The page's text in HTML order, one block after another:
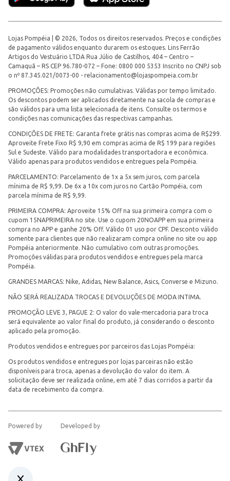
Lojas Pompéia | © 2026, Todos os direitos reservados. Preços e condições
de pagamento válidos enquanto durarem os estoques. Lins Ferrão
Artigos do Vestuário LTDA Rua Júlio de Castilhos, 404 – Centro –
Camaquã – RS CEP 96.780-072 – Fone: 0800 000 5353 Inscrito no CNPJ sob
o nº 87.345.021/0073-00 - relacionamento@lojaspompeia.com.br
PROMOÇÕES: Promoções não cumulativas. Válidas por tempo limitado.
Os descontos podem ser aplicados diretamente na sacola de compras e
são válidos para uma lista selecionada de itens. Consulte os termos e
condições nas comunicações das respectivas campanhas.
CONDIÇÕES DE FRETE: Garanta frete grátis nas compras acima de R$299.
Aproveite Frete Fixo R$ 9,90 em compras acima de R$ 199 para regiões
Sul e Sudeste. Válido para modalidades transportadora e econômica.
Válido apenas para produtos vendidos e entregues pela Pompéia.
PARCELAMENTO: Parcelamento de 1x a 5x sem juros, com parcela
mínima de R$ 9,99. De 6x a 10x com juros no Cartão Pompéia, com
parcela mínima de R$ 9,99.
PRIMEIRA COMPRA: Aproveite 15% Off na sua primeira compra com o
cupom 15NAPRIMEIRA no site. Use o cupom 20NOAPP em sua primeira
compra no APP e ganhe 20% Off. Válido 01 uso por CPF. Desconto válido
somente para clientes que não realizaram compra online no site ou app
Pompéia anteriormente. Não cumulativo com outras promoções.
Promoções válidas para produtos vendidos e entregues pela marca
Pompéia.
GRANDES MARCAS: Nike, Adidas, New Balance, Asics, Converse e Mizuno.
NÃO SERÁ REALIZADA TROCAS E DEVOLUÇÕES DE MODA INTIMA.
PROMOÇÃO LEVE 3, PAGUE 2: O valor do vale-mercadoria para troca
será equivalente ao valor final do produto, já considerando o desconto
aplicado pela promoção.
Produtos vendidos e entregues por parceiros das Lojas Pompéia:
Os produtos vendidos e entregues por lojas parceiras não estão
disponíveis para troca, apenas a devolução do valor do item. A
solicitação deve ser realizada online, em até 7 dias corridos a partir da
data de recebimento da compra.
Powered by Developed by